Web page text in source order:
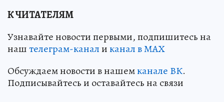
К ЧИТАТЕЛЯМ
Узнавайте новости первыми, подпишитесь на
наштелеграм-каналиканал в МАХ
Обсуждаем новости в нашемканале ВК.
Подписывайтесь и оставайтесь на связи